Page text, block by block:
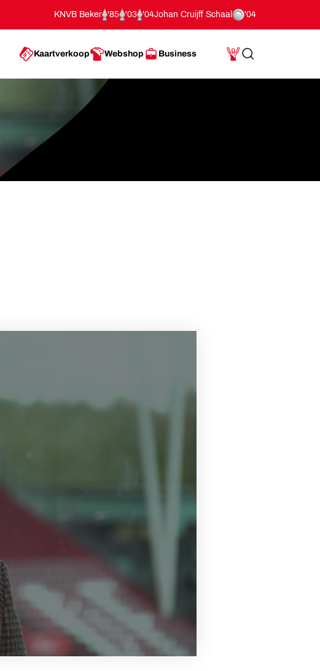
KNVB Beker '85 '03 '04Johan Cruijff Schaal '04
Kaartverkoop Webshop Business
Mijn Account
Search